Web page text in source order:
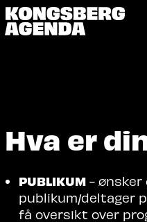
Hva er
PUBLIKUM- ønsker
publikum/deltager
få oversikt over